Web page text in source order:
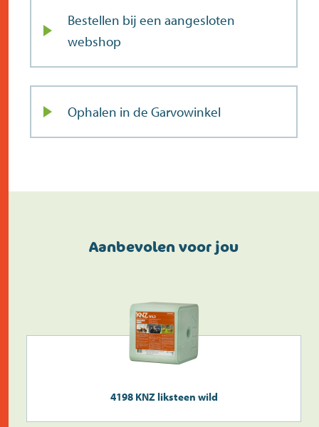
Bestellen bij een aangesloten
webshop
Ophalen in de Garvowinkel
Aanbevolen voor jou
4198 KNZ liksteen wild